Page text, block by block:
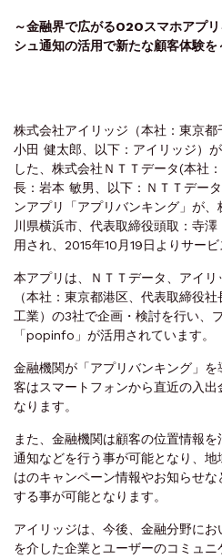
～金融界で広がるO2Oスマホアプ
シュ通知の活用で新たな顧客体験を
株式会社アイリッジ（本社：東京都
小田 健太郎、以下：アイリッジ）
した、株式会社ＮＴＴデータ(本社
長：岩本 敏男、以下：ＮＴＴデー
ンアプリ「アプリバンキング」が
川県横浜市、代表取締役頭取：寺
用され、2015年10月19日よりサー
本アプリは、ＮＴＴデータ、アイ
（本社：東京都港区、代表取締役
工業）の3社で企画・検討を行い、
「popinfo」が活用されています。
金融機関が「アプリバンキング」
客はスマートフォンから直近の入
なります。
また、金融機関は顧客の位置情報
通知などを行う事が可能となり、
はのキャンペーン情報やお知らせ
する事が可能となります。
アイリッジは、今後、金融分野に
を介した企業とユーザーのコミュニ